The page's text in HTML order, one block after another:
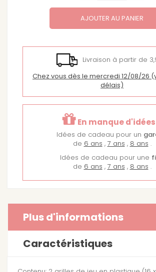
AJOUTER AU PANIER
Livraison à partir de
Chez vous dès le mercredi 12/08/26
délais)
En manque d'idées
Idées de cadeau pour un
de 6 ans , 7 ans , 8 ans .
Idées de cadeau pour une
de 6 ans , 7 ans , 8 ans .
Plus d'informations
Caractéristiques